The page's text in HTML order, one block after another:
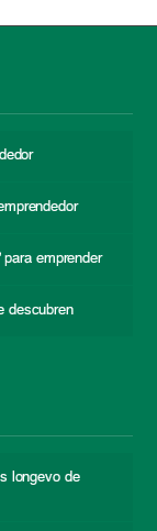
para emprender
descubren
longevo de